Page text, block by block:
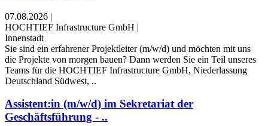
07.08.2026 |
HOCHTIEF Infrastructure GmbH |
Innenstadt
Sie sind ein erfahrener Projektleiter (m/w/d) und möchten mit uns
die Projekte von morgen bauen? Dann werden Sie ein Teil unseres
Teams für die HOCHTIEF Infrastructure GmbH, Niederlassung
Deutschland Südwest, ..
Assistent:in (m/w/d) im Sekretariat der
Geschäftsführung - ..